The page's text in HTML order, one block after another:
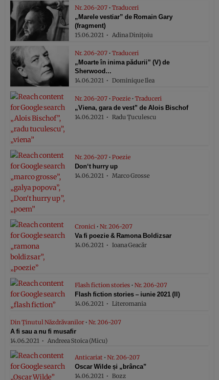
Nr. 206-207 • Traduceri
„Marele vestiar” de Romain Gary
(fragment)
15.06.2021
Adina Dinițoiu
Nr. 206-207 • Traduceri
„Moarte în inima pădurii” (V) de
Sherwood...
14.06.2021
Dominique Ilea
Nr. 206-207 • Poezie • Traduceri
„Viena, gara de vest” de Alois Bischof
14.06.2021
Radu Țuculescu
Nr. 206-207 • Poezie
Don‘t hurry up
14.06.2021
Marco Grosse
Cronici • Nr. 206-207
Va fi poezie & Ramona Boldizsar
14.06.2021
Ioana Geacăr
Flash fiction stories • Nr. 206-207
Flash fiction stories – iunie 2021 (II)
14.06.2021
Literomania
Din Ţinutul Năzdrăvanilor • Nr. 206-207
A fi sau a nu fi musafir
14.06.2021
Andreea Stoica (Micu)
Anticariat • Nr. 206-207
Oscar Wilde și „brânca”
14.06.2021
Bozz